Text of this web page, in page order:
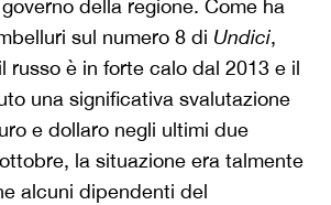
della regione. Come ha
sul numero 8 di Undici,
russo è in forte calo dal 2013 e il
una significativa svalutazione
e dollaro negli ultimi due
la situazione era talmente
alcuni dipendenti del